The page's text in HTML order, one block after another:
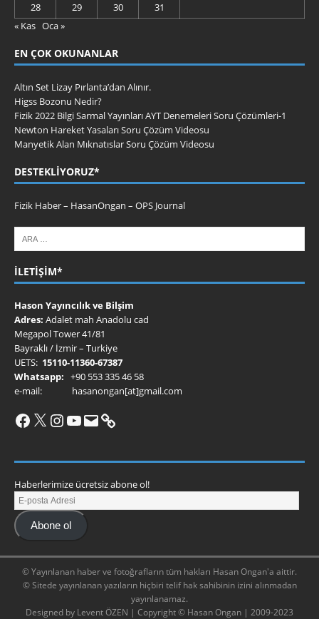
28
29 30
31
« Kas Oca »
EN ÇOK OKUNANLAR
Altın Set Lizay Pırlanta’dan Alınır.
Higss Bozonu Nedir?
Fizik 2022 Bilgi Sarmal Yayınları AYT Denemeleri Soru Çözümleri-1
Newton Hareket Yasaları Soru Çözüm Videosu
Manyetik Alan Mıknatıslar Soru Çözüm Videosu
DESTEKLIYORUZ*
Fizik Haber– HasanOngan – OPS Journal
İLETIŞIM*
Hason Yayıncılık ve Bilşim
Adres: Adalet mah Anadolu cad
Megapol Tower 41/81
Bayraklı / İzmir – Turkiye
UETS: 15110-11360-67387
Whatsapp: +90 553 335 46 58
e-mail: hasanongan[at]gmail.com
Haberlerimize ücretsiz abone ol!
Abone ol
© Yayınlanan haber ve fotoğrafların tüm hakları Hasan Ongan'a aittir.
© Sitede yayınlanan yazıların hiçbiri telif hak sahibinin izini alınmadan
yayınlanamaz.
Designed by Levent ÖZEN | Copyright © Hasan Ongan | 2009-2023